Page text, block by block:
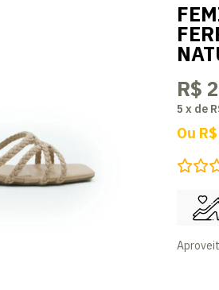
R$
5 x de
Ou